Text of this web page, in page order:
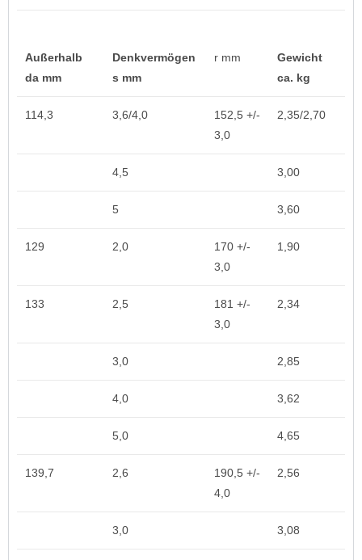
Außerhalb
da mm
Denkvermögen
s mm
r mm
Gewicht
ca. kg
114,3 3,6/4,0
152,5 +/-
3,0
2,35/2,70
4,5 3,00
5 3,60
129 2,0
170 +/-
3,0
1,90
133 2,5
181 +/-
3,0
2,34
3,0 2,85
4,0 3,62
5,0 4,65
139,7 2,6
190,5 +/-
4,0
2,56
3,0 3,08